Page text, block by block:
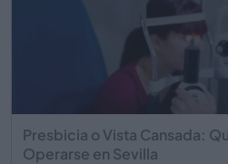
Presbicia o Vista Cansada:
Operarse en Sevilla